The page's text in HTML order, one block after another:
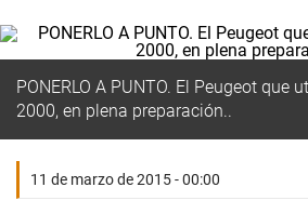
PONERLO A PUNTO. El Peugeot que
2000, en plena preparación..
11 de marzo de 2015 - 00:00